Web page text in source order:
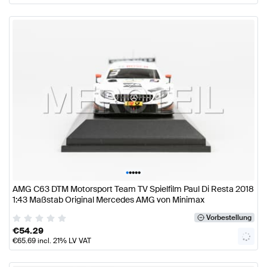
•••••
AMG C63 DTM Motorsport Team TV Spielfilm Paul Di Resta 2018
1:43 Maßstab Original Mercedes AMG von Minimax
Vorbestellung
€54.29
€65.69incl. 21% LV VAT